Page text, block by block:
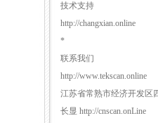
技术支持
http://changxian.online
*
联系我们
http://www.tekscan.online
江苏省常熟市经济开发区
长显 http://cnscan.onLine